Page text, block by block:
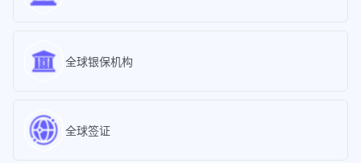
全球银保机构
全球签证